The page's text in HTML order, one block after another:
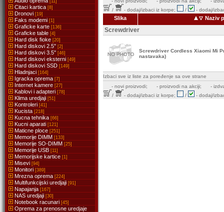
[11]
Citaci kartica [8]
Dronovi [19]
Faks modemi [1]
Graficke karte [136]
Graficke table [4]
Hard disk fioke [20]
Hard diskovi 2.5'' [2]
Hard diskovi 3.5'' [46]
Hard diskovi eksterni [49]
Hard diskovi SSD [149]
Hladnjaci [164]
Igracka oprema [7]
Internet kamere [27]
Kablovi i adapteri [78]
Klima uredjaji [51]
Kontroleri [41]
Kucista [218]
Kucna tehnika [66]
Kucni aparati [121]
Maticne ploce [251]
Memorije DIMM [133]
Memorije SO-DIMM [25]
Memorije USB [11]
Memorijske kartice [1]
Misevi [94]
Monitori [389]
Mrezna oprema [224]
Multifunkcijski uredjaji [91]
Napajanja [167]
NAS uredjaji [30]
Notebook racunari [45]
Oprema za prenosne uredjaje
/
- dodaj/izbaci iz korpe; / - dodaj/
Slika Naziv
Screwdriver
Screwdriver Cordless Xiaomi Mi
nastavaka)
Izbaci sve iz liste za poređenje sa ove strane
- novi proizvodi; - proizvodi na akciji;
-
/
- dodaj/izbaci iz korpe; / - dodaj/